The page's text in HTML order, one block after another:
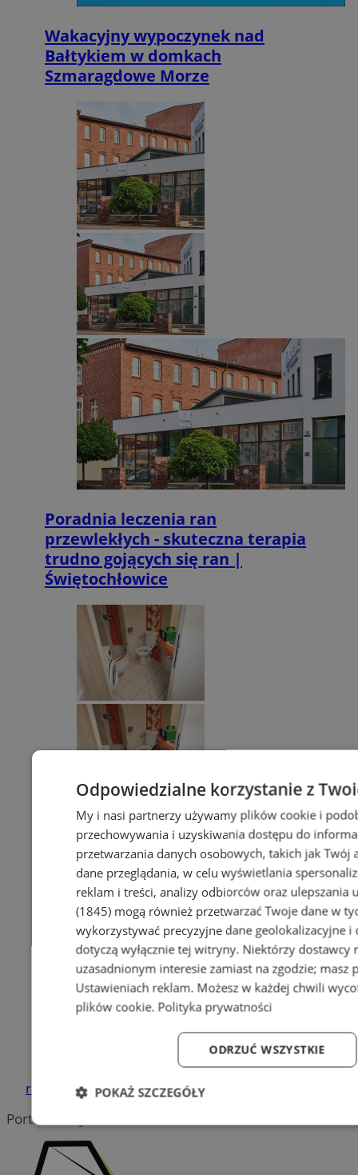
Wakacyjny wypoczynek nad
Bałtykiem w domkach
Szmaragdowe Morze
Poradnia leczenia ran
przewlekłych - skuteczna terapia
trudno gojących się ran |
Świętochłowice
Sprzątanie po zgonie w Piekarach
reklama
Portal należy do sieci
Odpowiedzialne korzystanie z
My i nasi partnerzy używamy plików cookie i
przechowywania i uzyskiwania dostępu do
przetwarzania danych osobowych, takich jak
dane przeglądania, w celu wyświetlania
reklam i treści, analizy odbiorców oraz ulepszania
(1845)mogą również przetwarzać Twoje dane w
wykorzystywać precyzyjne dane geolokalizacyjne
dotyczą wyłącznie tej witryny. Niektórzy dostawcy
uzasadnionym interesie zamiast na zgodzie; masz
Ustawieniach reklam. Możesz w każdej chwili
plików cookie. Polityka prywatności
ODRZUĆ WSZYSTKIE
POKAŻ SZCZEGÓŁY
Niezbędne Wydajność Targetowanie